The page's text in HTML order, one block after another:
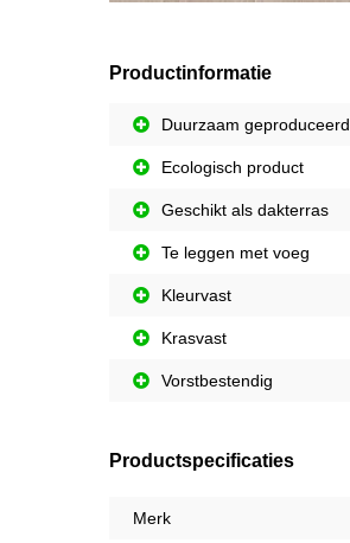
Productinformatie
Duurzaam geproduceerd
Ecologisch product
Geschikt als dakterras
Te leggen met voeg
Kleurvast
Krasvast
Vorstbestendig
Productspecificaties
Merk